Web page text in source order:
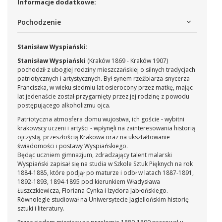
Informacje dodatkowe:
Pochodzenie
Stanisław Wyspiański:
Stanisław Wyspiański (Kraków 1869 - Kraków 1907)
pochodził z ubogiej rodziny mieszczańskiej o silnych tradycjach
patriotycznych i artystycznych. Był synem rzeźbiarza-snycerza
Franciszka, w wieku siedmiu lat osierocony przez matkę, mając
lat jedenaście został przygarnięty przez jej rodzinę z powodu
postępującego alkoholizmu ojca.
Patriotyczna atmosfera domu wujostwa, ich goście - wybitni
krakowscy uczeni i artyści - wpłynęli na zainteresowania historią
ojczystą, przeszłością Krakowa oraz na ukształtowanie
świadomości i postawy Wyspiańskiego.
Będąc uczniem gimnazjum, zdradzający talent malarski
Wyspiański zapisał się na studia w Szkole Sztuk Pięknych na rok
1884-1885, które podjął po maturze i odbł w latach 1887-1891,
1892-1893, 1894-1895 pod kierunkiem Władysława
Łuszczkiewicza, Floriana Cynka i Izydora Jabłońskiego.
Równolegle studiował na Uniwersytecie Jagiellońskim historię
sztuki i literatury.